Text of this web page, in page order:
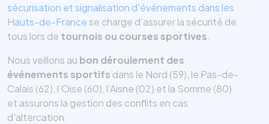
sécurisation et signalisation d'événements dans les
Hauts-de-Francese charge d'assurer la sécurité de
tous lors de tournois ou courses sportives
Nous veillons au bon déroulement des
événements sportifs dans le Nord (59), le Pas-de-
Calais (62), l’Oise (60), l’Aisne (02) et la Somme (80)
et assurons la gestion des conflits en cas
d'altercation.